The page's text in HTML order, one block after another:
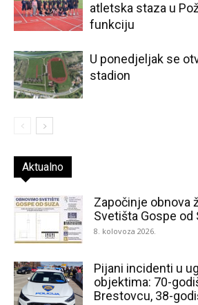
atletska staza u
funkciju
U ponedjeljak se
stadion
Aktualno
Započinje obnova
Svetišta Gospe od
8. kolovoza 2026.
Pijani incidenti u
objektima: 70-
Brestovcu, 38-